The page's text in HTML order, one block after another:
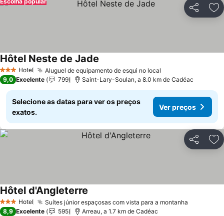
Partilhar
3 EstrelasHotel Aluguel de equipamento de esqui no local
Hôtel Neste de Jade
9,0 Excelente 799 Saint-Lary-Soulan, a 8.0 km de Cadéac
Selecione as datas para ver os preços
exatos.
Ver preços
Partilhar
3 EstrelasHotel Suítes júnior espaçosas com vista para a montanha
Hôtel d'Angleterre
8,9 Excelente 595 Arreau, a 1.7 km de Cadéac